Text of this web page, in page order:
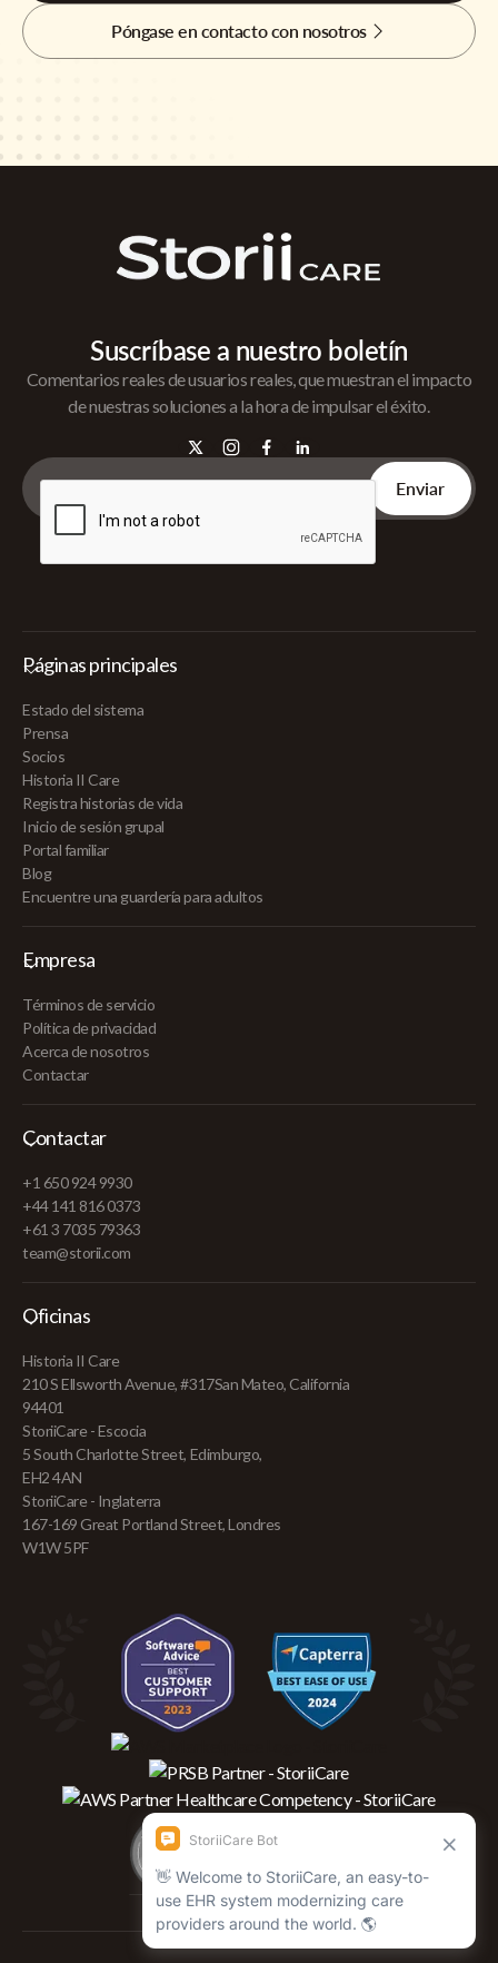
Póngase en contacto con nosotros
Suscríbase a nuestro boletín
Comentarios reales de usuarios reales, que muestran el impacto
de nuestras soluciones a la hora de impulsar el éxito.
Páginas principales
Estado del sistema
Prensa
Socios
Historia II Care
Registra historias de vida
Inicio de sesión grupal
Portal familiar
Blog
Encuentre una guardería para adultos
Empresa
Términos de servicio
Política de privacidad
Acerca de nosotros
Contactar
Contactar
+1 650 924 9930
+44 141 816 0373
+61 3 7035 79363
team@storii.com
Oficinas
Historia II Care
210 S Ellsworth Avenue, #317San Mateo, California
94401
StoriiCare - Escocia
5 South Charlotte Street, Edimburgo,
EH2 4AN
StoriiCare - Inglaterra
167-169 Great Portland Street, Londres
W1W 5PF